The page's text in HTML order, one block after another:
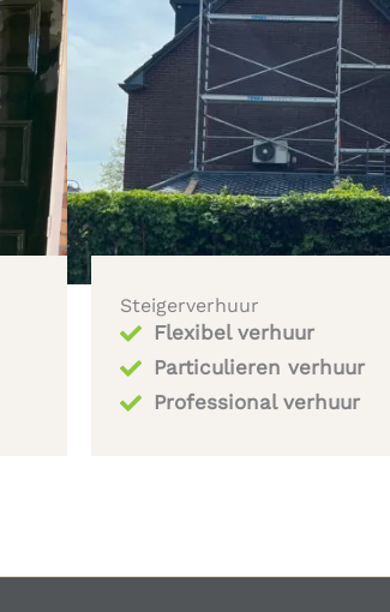
Steigerverhuur
Flexibel verhuur
Particulieren verhuur
Professional verhuur